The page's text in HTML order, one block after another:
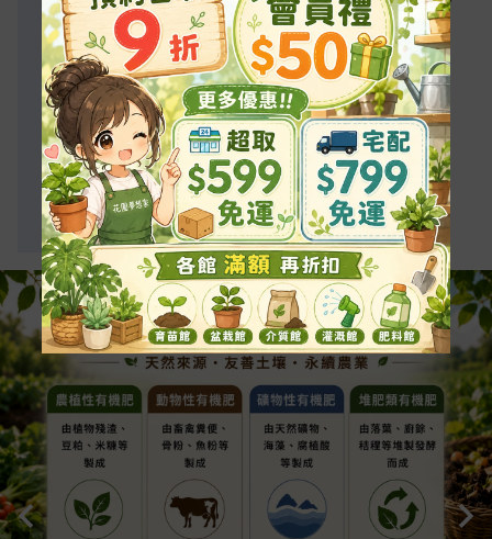
升)
升)
多肉.花
壇植物
0.75-1 盆栽百合
1.5-2
盆栽木
本植物
0.5-0.75
盆栽熱帶觀
葉植物
1-1.3
鮮切花
1.2-1.5 盆栽聖誕紅1.3-2
包裝： 1公斤袋裝
產地：比利時